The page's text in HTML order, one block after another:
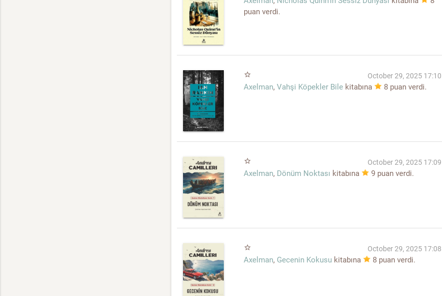
puan verdi.
star_border October 29, 2025 17:10
Axelman, Vahşi Köpekler Bile kitabına 8 puan verdi.
star_border October 29, 2025 17:09
Axelman, Dönüm Noktası kitabına 9 puan verdi.
star_border October 29, 2025 17:08
Axelman, Gecenin Kokusu kitabına 8 puan verdi.